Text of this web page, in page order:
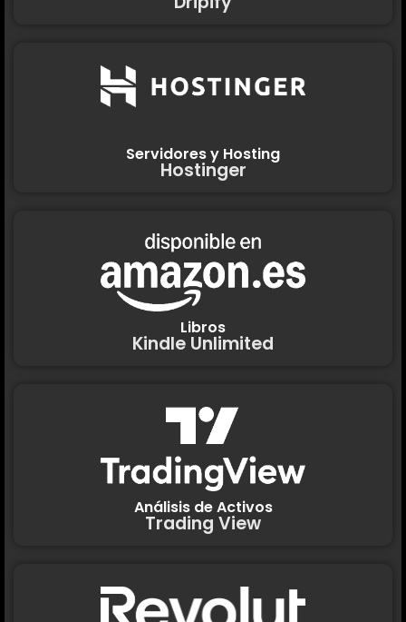
Servidores y Hosting
Hostinger
Libros
Kindle Unlimited
Análisis de Activos
Trading View